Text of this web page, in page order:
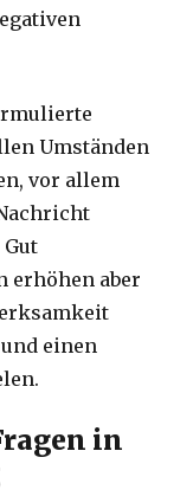
Umständen
vor allem
erhöhen aber
einen
in